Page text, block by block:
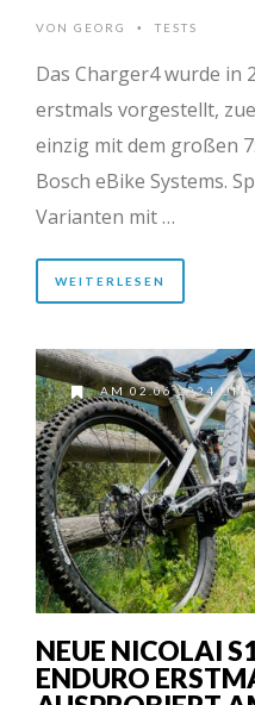
VON GEORG • TESTS
Das Charger4 wurde in
erstmals vorgestellt,
einzig mit dem großen
Bosch eBike Systems.
Varianten mit …
WEITERLESEN
AM 02.06.2024 UM
NEUE NICOLAI
ENDURO